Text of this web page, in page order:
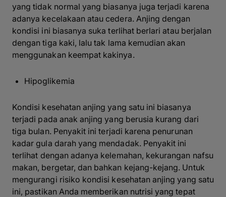
yang tidak normal yang biasanya juga terjadi karena
adanya kecelakaan atau cedera. Anjing dengan
kondisi ini biasanya suka terlihat berlari atau berjalan
dengan tiga kaki, lalu tak lama kemudian akan
menggunakan keempat kakinya.
Hipoglikemia
Kondisi kesehatan anjing yang satu ini biasanya
terjadi pada anak anjing yang berusia kurang dari
tiga bulan. Penyakit ini terjadi karena penurunan
kadar gula darah yang mendadak. Penyakit ini
terlihat dengan adanya kelemahan, kekurangan nafsu
makan, bergetar, dan bahkan kejang-kejang. Untuk
mengurangi risiko kondisi kesehatan anjing yang satu
ini, pastikan Anda memberikan nutrisi yang tepat